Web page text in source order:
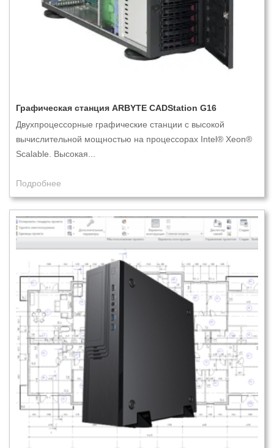
Графическая станция ARBYTE CADStation G16
Двухпроцессорные графические станции с высокой
вычислительной мощностью на процессорах Intel® Xeon®
Scalable. Высокая...
Подробнее